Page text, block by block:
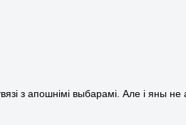
з апошнімі выбарамі. Але і яны